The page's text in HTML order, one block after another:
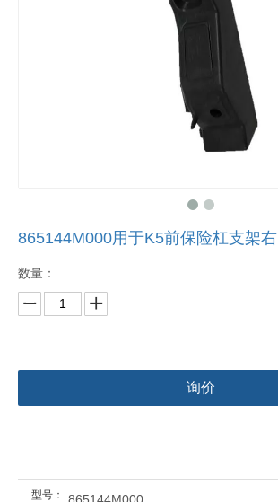
865144M000用于K5前保险杠支架右
数量：
询价
型号： 865144M000